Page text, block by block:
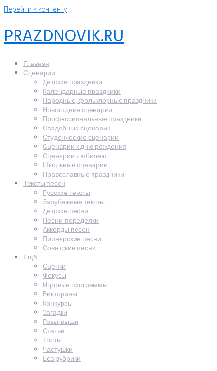
Перейти к контенту
PRAZDNOVIK.RU
Главная
Сценарии
Детские праздники
Календарные праздники
Народные, фольклорные праздники
Новогодние сценарии
Профессиональные праздники
Свадебные сценарии
Студенческие сценарии
Сценарии к дню рождения
Сценарии к юбилею
Школьные сценарии
Православные праздники
Тексты песен
Русские тексты
Зарубежные тексты
Детские песни
Песни-переделки
Аккорды песен
Пионерские песни
Советские песни
Ещё
Сценки
Фокусы
Игровые программы
Викторины
Конкурсы
Загадки
Розыгрыши
Статьи
Тосты
Частушки
Без рубрики